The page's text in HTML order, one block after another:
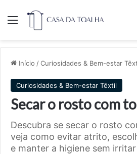
Menu
Início /Curiosidades & Bem-estar
Curiosidades & Bem-estar Têxtil
Secar o rosto com
Descubra se secar o rosto
veja como evitar atrito,
e manter a higiene sem